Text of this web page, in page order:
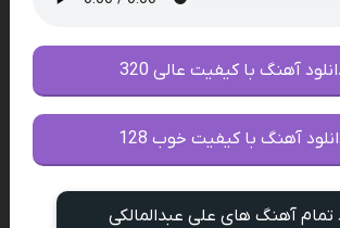
آهنگ با کیفیت عالی 320
آهنگ با کیفیت خوب 128
تمام آهنگ های علی عبدالمالکی